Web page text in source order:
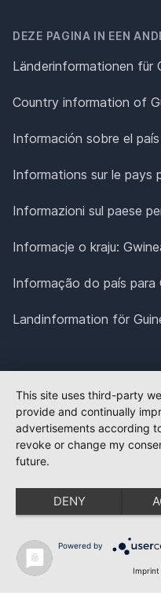
DEZE PAGINA IN EEN
Länderinformationen für
Country information of
Información sobre el
Informations sur le pays
Informazioni sul paese
Informacje o kraju:
Informação do país para
Landinformation för
This site uses third-party
provide and continually
advertisements according
revoke or change my
future.
DENY
Powered by
Imprint